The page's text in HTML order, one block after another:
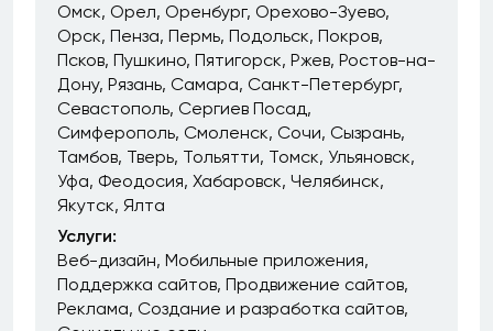
Омск Орел Оренбург Орехово-Зуево
Орск Пенза Пермь Подольск Покров
Псков Пушкино Пятигорск Ржев Ростов-на-
Дону Рязань Самара Санкт-Петербург
Севастополь Сергиев Посад
Симферополь Смоленск Сочи Сызрань
Тамбов Тверь Тольятти Томск Ульяновск
Уфа Феодосия Хабаровск Челябинск
Якутск Ялта
Услуги:
Веб-дизайн Мобильные приложения
Поддержка сайтов Продвижение сайтов
Реклама Создание и разработка сайтов